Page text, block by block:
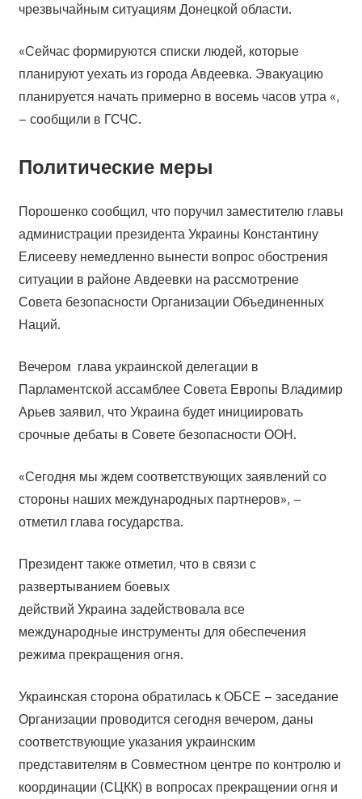
чрезвычайным ситуациям Донецкой области.
«Сейчас формируются списки людей, которые
планируют уехать из города Авдеевка. Эвакуацию
планируется начать примерно в восемь часов утра «,
– сообщили в ГСЧС.
Политические меры
Порошенко сообщил, что поручил заместителю главы
администрации президента Украины Константину
Елисееву немедленно вынести вопрос обострения
ситуации в районе Авдеевки на рассмотрение
Совета безопасности Организации Объединенных
Наций.
Вечером глава украинской делегации в
Парламентской ассамблее Совета Европы Владимир
Арьев заявил, что Украина будет инициировать
срочные дебаты в Совете безопасности ООН.
«Сегодня мы ждем соответствующих заявлений со
стороны наших международных партнеров», –
отметил глава государства.
Президент также отметил, что в связи с
развертыванием боевых
действий Украина задействовала все
международные инструменты для обеспечения
режима прекращения огня.
Украинская сторона обратилась к ОБСЕ – заседание
Организации проводится сегодня вечером, даны
соответствующие указания украинским
представителям в Совместном центре по контролю и
координации (СЦКК) в вопросах прекращении огня и